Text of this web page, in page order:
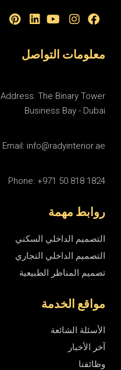
معلومات التواصل
Address: The Binary Tower
Business Bay - Dubai
Email: info@radyinterior.ae
Phone: +971 50 818 1824
روابط مهمة
التصميم الداخلي السكني
التصميم الداخلي التجاري
تصميم المناظر الطبيعية
مواقع الخدمة
الأسئلة الشائعة
آخر الأخبار
وظائفنا